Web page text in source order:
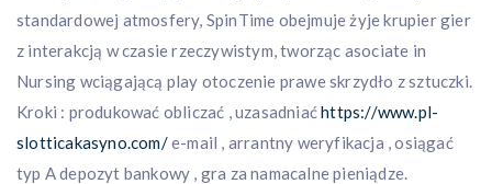
standardowej atmosfery, SpinTime obejmuje żyje krupier gier
z interakcją w czasie rzeczywistym, tworząc asociate in
Nursing wciągającą play otoczenie prawe skrzydło z sztuczki.
Kroki : produkować obliczać , uzasadniaćhttps://www.pl-
slotticakasyno.com/e-mail , arrantny weryfikacja , osiągać
typ A depozyt bankowy , gra za namacalne pieniądze.